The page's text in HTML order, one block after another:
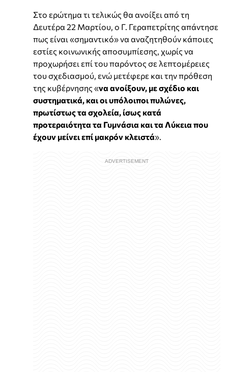
Στο ερώτημα τι τελικώς θα ανοίξει από τη
Δευτέρα 22 Μαρτίου, ο Γ. Γεραπετρίτης απάντησε
πως είναι «σημαντικό» να αναζητηθούν κάποιες
εστίες κοινωνικής αποσυμπίεσης, χωρίς να
προχωρήσει επί του παρόντος σε λεπτομέρειες
του σχεδιασμού, ενώ μετέφερε και την πρόθεση
της κυβέρνησης «να ανοίξουν, με σχέδιο και
συστηματικά, και οι υπόλοιποι πυλώνες,
πρωτίστως τα σχολεία, ίσως κατά
προτεραιότητα τα Γυμνάσια και τα Λύκεια που
έχουν μείνει επί μακρόν κλειστά».